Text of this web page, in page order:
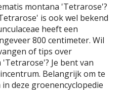
montana 'Tetrarose'?
is ook wel bekend
heeft een
800 centimeter. Wil
of tips over
Je bent van
Belangrijk om te
deze groenencyclopedie